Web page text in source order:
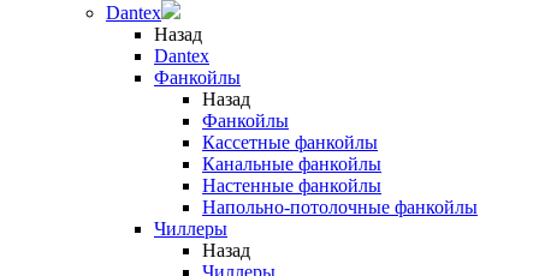
Dantex
Назад
Dantex
Фанкойлы
Назад
Фанкойлы
Кассетные фанкойлы
Канальные фанкойлы
Настенные фанкойлы
Напольно-потолочные фанкойлы
Чиллеры
Назад
Чиллеры